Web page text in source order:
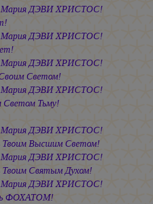
Мария ДЭВИ ХРИСТОС!
Мария ДЭВИ ХРИСТОС!
Мария ДЭВИ ХРИСТОС!
Светом!
Мария ДЭВИ ХРИСТОС!
Тьму!
Мария ДЭВИ ХРИСТОС!
Твоим Высшим Светом!
Мария ДЭВИ ХРИСТОС!
Твоим Святым Духом!
Мария ДЭВИ ХРИСТОС!
ФОХАТОМ!